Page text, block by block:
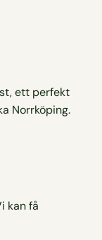
ett perfekt
Norrköping.
kan få